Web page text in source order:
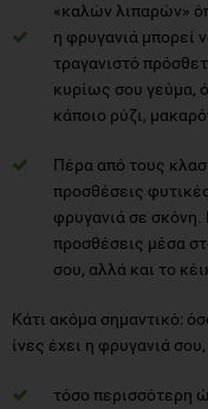
«καλών λιπαρών»
η φρυγανιά μπορεί
τραγανιστό
κυρίως σου γεύμα,
κάποιο ρύζι,
Πέρα από τους
προσθέσεις
φρυγανιά σε σκόνη.
προσθέσεις μέσα
σου, αλλά και το
Κάτι ακόμα σημαντικό:
ίνες έχει η φρυγανιά σου,
τόσο περισσότερη